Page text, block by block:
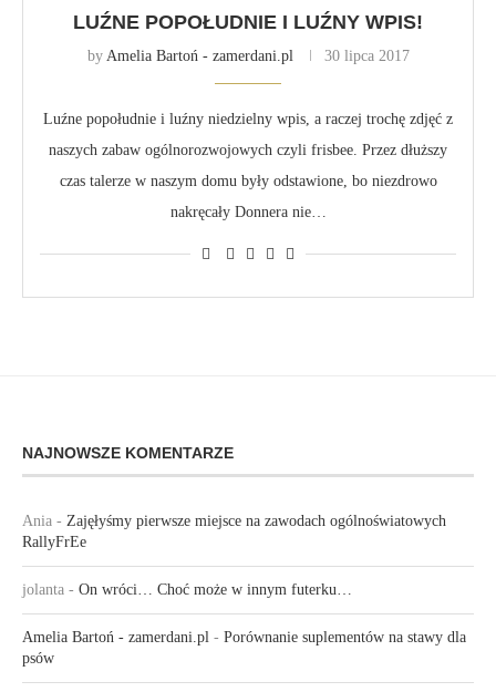
LUŹNE POPOŁUDNIE I LUŹNY WPIS!
by Amelia Bartoń - zamerdani.pl 30 lipca 2017
Luźne popołudnie i luźny niedzielny wpis, a raczej trochę zdjęć z
naszych zabaw ogólnorozwojowych czyli frisbee. Przez dłuższy
czas talerze w naszym domu były odstawione, bo niezdrowo
nakręcały Donnera nie…
NAJNOWSZE KOMENTARZE
Ania - Zajęłyśmy pierwsze miejsce na zawodach ogólnoświatowych
RallyFrEe
jolanta - On wróci… Choć może w innym futerku…
Amelia Bartoń - zamerdani.pl - Porównanie suplementów na stawy dla
psów